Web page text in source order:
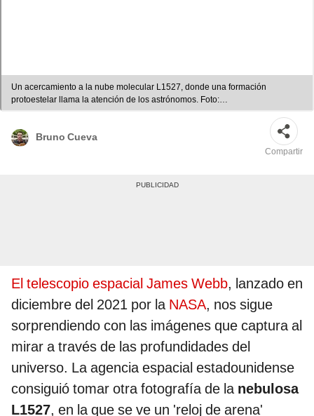
Un acercamiento a la nube molecular L1527, donde una formación
protoestelar llama la atención de los astrónomos. Foto:
ComposiciónLR/Pere Sanz/NASA, ESA, CSA y STScI
Bruno Cueva
Compartir
El telescopio espacial James Webb, lanzado en
diciembre del 2021 por la NASA, nos sigue
sorprendiendo con las imágenes que captura al
mirar a través de las profundidades del
universo. La agencia espacial estadounidense
consiguió tomar otra fotografía de la nebulosa
L1527, en la que se ve un 'reloj de arena'